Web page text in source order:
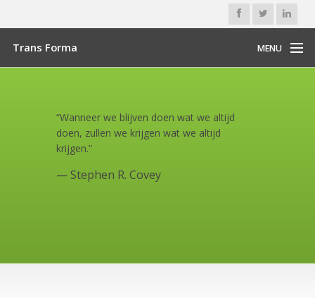
Trans Forma MENU
Hartcoherentie
Rust in Hoofd en Lijf
Fysiotherapie
“Wanneer we blijven doen wat we altijd
doen, zullen we krijgen wat we altijd
krijgen.”
—Stephen R. Covey